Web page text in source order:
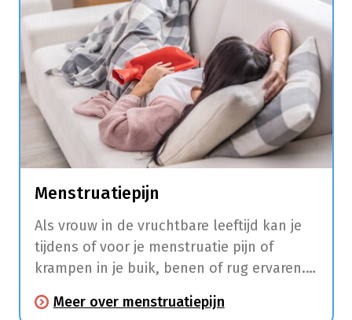
Menstruatiepijn
Als vrouw in de vruchtbare leeftijd kan je
tijdens of voor je menstruatie pijn of
krampen in je buik, benen of rug ervaren.
periode ook last van hoofdpijn, moeheid,
Meer over menstruatiepijn